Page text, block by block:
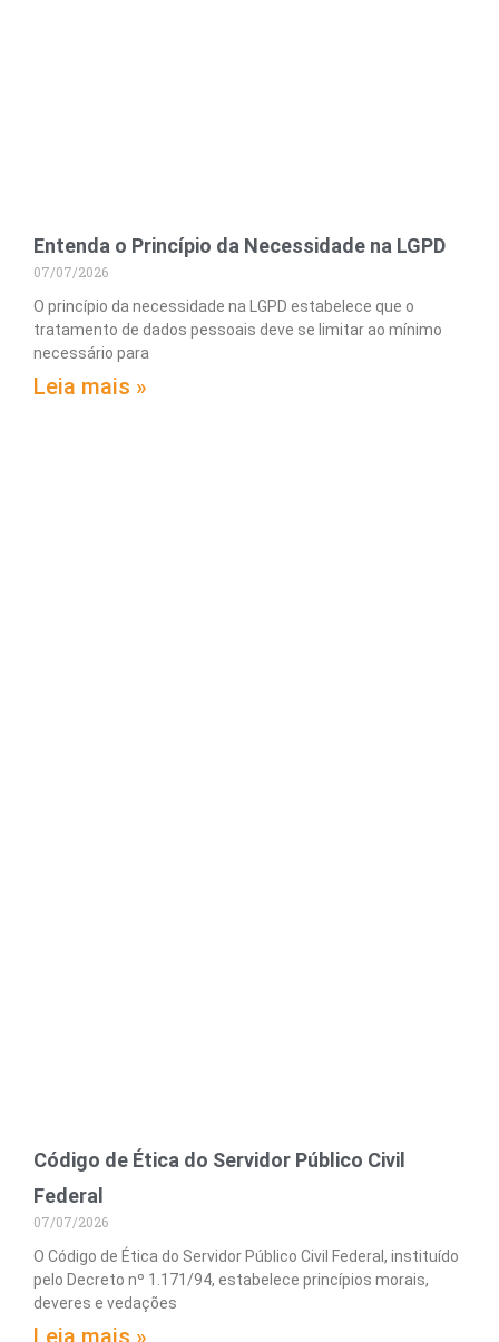
Entenda o Princípio da Necessidade na LGPD
07/07/2026
O princípio da necessidade na LGPD estabelece que o
tratamento de dados pessoais deve se limitar ao mínimo
necessário para
Leia mais »
Código de Ética do Servidor Público Civil
Federal
07/07/2026
O Código de Ética do Servidor Público Civil Federal, instituído
pelo Decreto nº 1.171/94, estabelece princípios morais,
deveres e vedações
Leia mais »